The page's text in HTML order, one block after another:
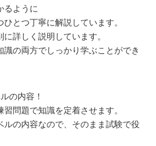
るように
とつ丁寧に解説しています。
詳しく説明しています。
の両方でしっかり学ぶことができ
の内容！
問題で知識を定着させます。
ルの内容なので、そのまま試験で役